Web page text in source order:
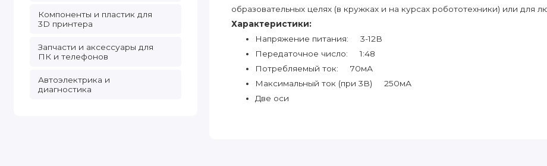
Компоненты и пластик для
3D принтера
Запчасти и аксессуары для
ПК и телефонов
Автоэлектрика и
диагностика
образовательных целях (в кружках и на курсах робототехники) или для
Характеристики:
Напряжение питания: 3-12В
Передаточное число: 1:48
Потребляемый ток: 70мА
Максимальный ток (при 3В) 250мА
Две оси